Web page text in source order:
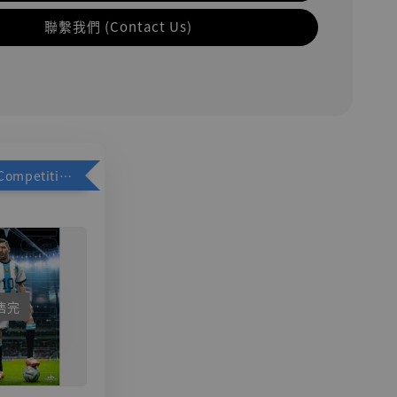
聯繫我們 (Contact Us)
加購優惠【Competitive Toys 梅西 [CM001]】
完